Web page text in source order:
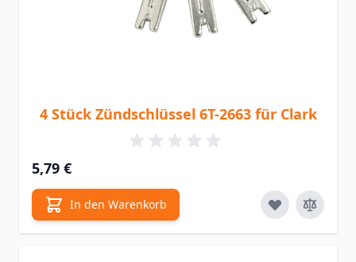
4 Stück Zündschlüssel 6T-2663 für Clark
5,79 €
In den Warenkorb